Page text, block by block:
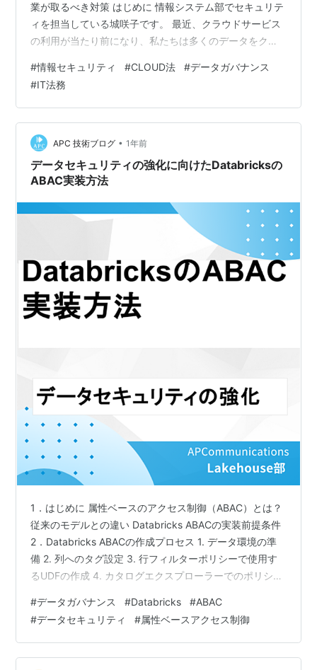
業が取るべき対策 はじめに 情報システム部でセキュリテ
ィを担当している城咲子です。 最近、クラウドサービス
の利用が当たり前になり、私たちは多くのデータをクラ
国の法律」の管轄下にあるのかを正確に理解しているで
しょうか？今回は、米国で制定された「CLOUD法」に焦
点を当て、その内容、特徴、そして日本の企業が受ける
影響について、専門家の視点から解説します。 米国
CLOUD法（The CLOUD Act）の内容と特徴 CLOUD法
は…
#情報セキュリティ #CLOUD法 #データガバナンス
#IT法務
APC 技術ブログ • 1年前
データセキュリティの強化に向けたDatabricksの
ABAC実装方法
1．はじめに 属性ベースのアクセス制御（ABAC）とは？
従来のモデルとの違い Databricks ABACの実装前提条件
2．Databricks ABACの作成プロセス 1. データ環境の準
備 2. 列へのタグ設定 3. 行フィルターポリシーで使用す
るUDFの作成 4. カタログエクスプローラーでのポリシー
事業部Lakehouse部の坂下です。 本記事では、
DatabricksのUnity Catalogを用いたABACの実装方法に
ついて、具体的なSQLコードとUI設定のプロセスを交え
て解説します。 属性ベースのアクセス制…
#データガバナンス #Databricks #ABAC
#データセキュリティ #属性ベースアクセス制御